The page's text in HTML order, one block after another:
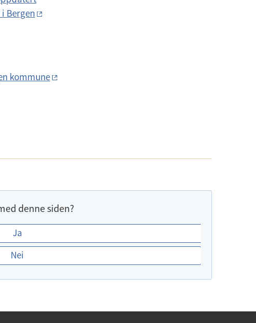
Bergen
kommune
denne siden?
Ja
Nei